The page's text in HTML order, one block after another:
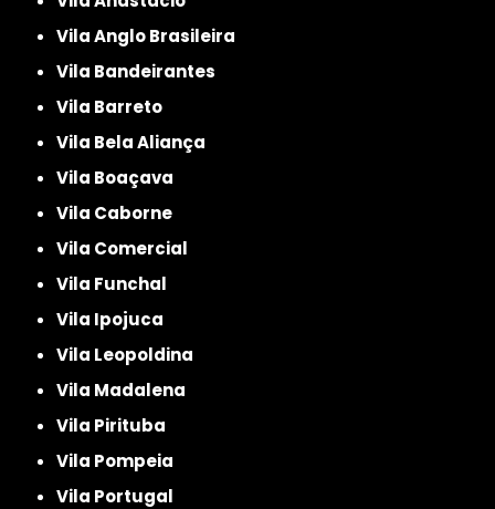
Vila Anglo Brasileira
Vila Bandeirantes
Vila Barreto
Vila Bela Aliança
Vila Boaçava
Vila Caborne
Vila Comercial
Vila Funchal
Vila Ipojuca
Vila Leopoldina
Vila Madalena
Vila Pirituba
Vila Pompeia
Vila Portugal